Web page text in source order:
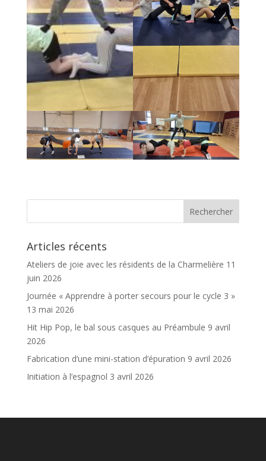
Articles récents
Ateliers de joie avec les résidents de la Charmelière 11
juin 2026
Journée « Apprendre à porter secours pour le cycle 3 »
13 mai 2026
Hit Hip Pop, le bal sous casques au Préambule 9 avril
2026
Fabrication d’une mini-station d’épuration 9 avril 2026
Initiation à l’espagnol 3 avril 2026